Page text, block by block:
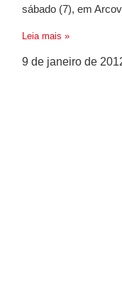
sábado (7), em
Leia mais »
9 de janeiro de